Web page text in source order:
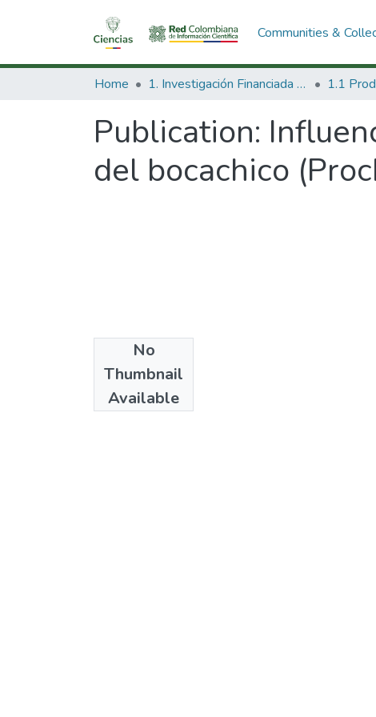
Communities &
Home 1. Investigación Financiada con Recursos Públicos
Publication:
del bocachico
No
Thumbnail
Available
1981